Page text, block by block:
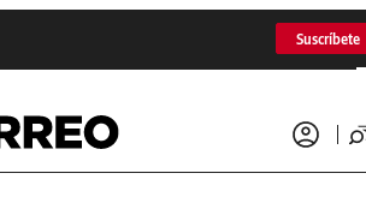
Suscríbete